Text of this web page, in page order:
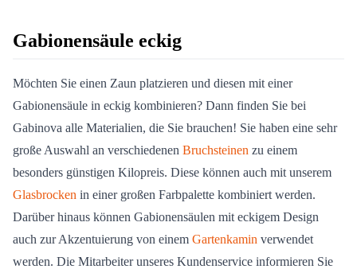
Gabionensäule eckig
Möchten Sie einen Zaun platzieren und diesen mit einer
Gabionensäule in eckig kombinieren? Dann finden Sie bei
Gabinova alle Materialien, die Sie brauchen! Sie haben eine sehr
große Auswahl an verschiedenen Bruchsteinen zu einem
besonders günstigen Kilopreis. Diese können auch mit unserem
Glasbrocken in einer großen Farbpalette kombiniert werden.
Darüber hinaus können Gabionensäulen mit eckigem Design
auch zur Akzentuierung von einem Gartenkamin verwendet
werden. Die Mitarbeiter unseres Kundenservice informieren Sie